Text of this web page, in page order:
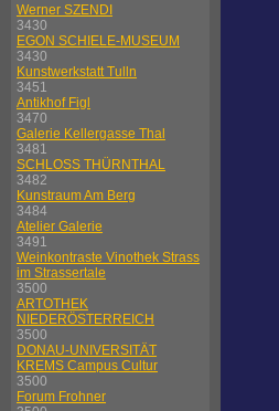
Werner SZENDI
3430
EGON SCHIELE-MUSEUM
3430
Kunstwerkstatt Tulln
3451
Antikhof Figl
3470
Galerie Kellergasse Thal
3481
SCHLOSS THÜRNTHAL
3482
Kunstraum Am Berg
3484
Atelier Galerie
3491
Weinkontraste Vinothek Strass
im Strassertale
3500
ARTOTHEK
NIEDERÖSTERREICH
3500
DONAU-UNIVERSITÄT
KREMS Campus Cultur
3500
Forum Frohner